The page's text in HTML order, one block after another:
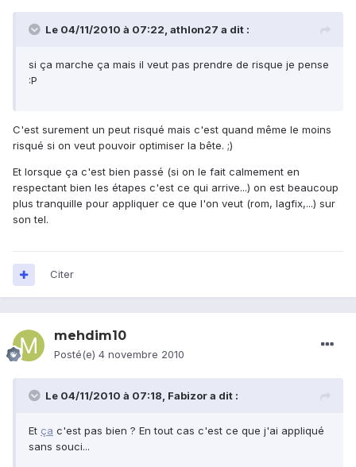
Le 04/11/2010 à 07:22, athlon27 a dit :
si ça marche ça mais il veut pas prendre de risque je pense
:P
C'est surement un peut risqué mais c'est quand même le moins
risqué si on veut pouvoir optimiser la bête. ;)
Et lorsque ça c'est bien passé (si on le fait calmement en
respectant bien les étapes c'est ce qui arrive...) on est beaucoup
plus tranquille pour appliquer ce que l'on veut (rom, lagfix,...) sur
son tel.
Citer
mehdim10
Posté(e) 4 novembre 2010
Le 04/11/2010 à 07:18, Fabizor a dit :
Et ça c'est pas bien ? En tout cas c'est ce que j'ai appliqué
sans souci...